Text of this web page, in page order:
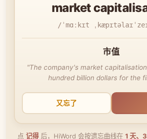
market
/ˈmɑːkɪt
市值
"The company's market
hundred billion dollars for the
又忘了
点 记得后，HiWord 会按遗忘曲线在 1 天、